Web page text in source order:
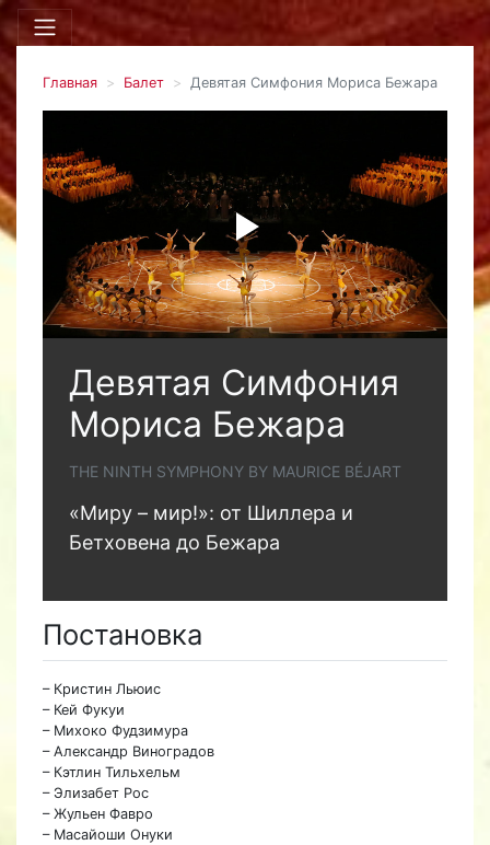
Главная Балет Девятая Симфония Мориса Бежара
Девятая Симфония
Мориса Бежара
THE NINTH SYMPHONY BY MAURICE BÉJART
«Миру – мир!»: от Шиллера и
Бетховена до Бежара
Постановка
– Кристин Льюис
– Кей Фукуи
– Михоко Фудзимура
– Александр Виноградов
– Кэтлин Тильхельм
– Элизабет Рос
– Жульен Фавро
– Масайоши Онуки